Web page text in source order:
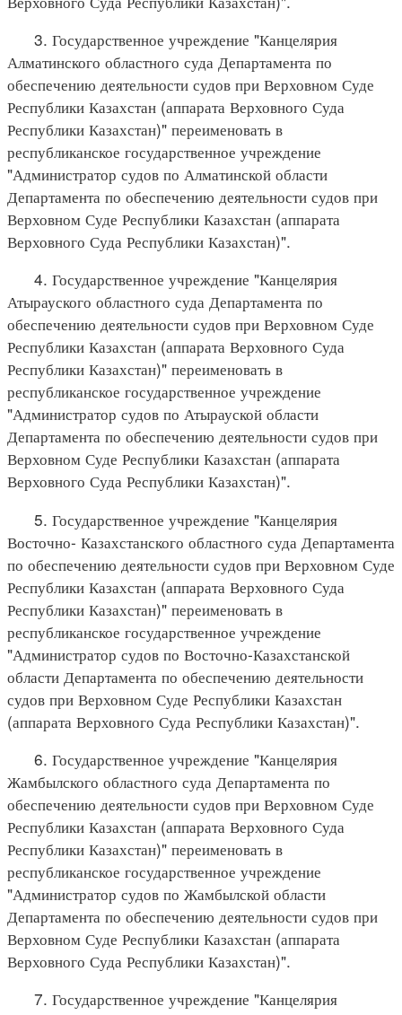
3. Государственное учреждение "Канцелярия
Алматинского областного суда Департамента по
обеспечению деятельности судов при Верховном Суде
Республики Казахстан (аппарата Верховного Суда
Республики Казахстан)" переименовать в
республиканское государственное учреждение
"Администратор судов по Алматинской области
Департамента по обеспечению деятельности судов при
Верховном Суде Республики Казахстан (аппарата
Верховного Суда Республики Казахстан)".
4. Государственное учреждение "Канцелярия
Атырауского областного суда Департамента по
обеспечению деятельности судов при Верховном Суде
Республики Казахстан (аппарата Верховного Суда
Республики Казахстан)" переименовать в
республиканское государственное учреждение
"Администратор судов по Атырауской области
Департамента по обеспечению деятельности судов при
Верховном Суде Республики Казахстан (аппарата
Верховного Суда Республики Казахстан)".
5. Государственное учреждение "Канцелярия
Восточно- Казахстанского областного суда Департамента
по обеспечению деятельности судов при Верховном Суде
Республики Казахстан (аппарата Верховного Суда
Республики Казахстан)" переименовать в
республиканское государственное учреждение
"Администратор судов по Восточно-Казахстанской
области Департамента по обеспечению деятельности
судов при Верховном Суде Республики Казахстан
(аппарата Верховного Суда Республики Казахстан)".
6. Государственное учреждение "Канцелярия
Жамбылского областного суда Департамента по
обеспечению деятельности судов при Верховном Суде
Республики Казахстан (аппарата Верховного Суда
Республики Казахстан)" переименовать в
республиканское государственное учреждение
"Администратор судов по Жамбылской области
Департамента по обеспечению деятельности судов при
Верховном Суде Республики Казахстан (аппарата
Верховного Суда Республики Казахстан)".
7. Государственное учреждение "Канцелярия